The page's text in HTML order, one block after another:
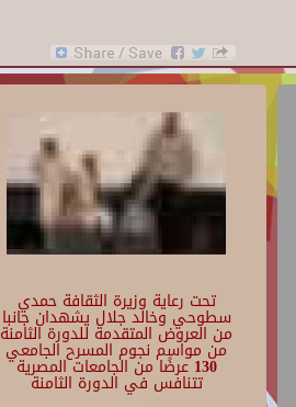
تحت رعاية وزيرة الثقافة حمدي
سطوحي وخالد جلال يشهدان جانبا
من العروض المتقدمة للدورة الثامنة
من مواسم نجوم المسرح الجامعي
130 عرضًا من الجامعات المصرية
تتنافس في الدورة الثامنة